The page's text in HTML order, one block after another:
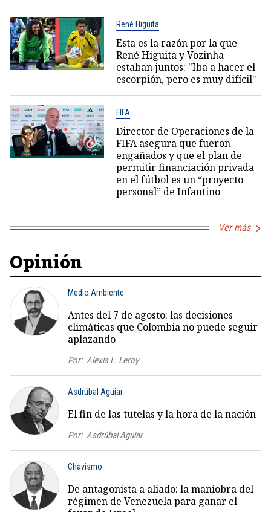
René Higuita
Esta es la razón por la que
René Higuita y Vozinha
estaban juntos: "Iba a hacer el
escorpión, pero es muy difícil"
FIFA
Director de Operaciones de la
FIFA asegura que fueron
engañados y que el plan de
permitir financiación privada
en el fútbol es un “proyecto
personal” de Infantino
Ver más
Opinión
Medio Ambiente
Antes del 7 de agosto: las decisiones
climáticas que Colombia no puede seguir
aplazando
Por: Alexis L. Leroy
Asdrúbal Aguiar
El fin de las tutelas y la hora de la nación
Por: Asdrúbal Aguiar
Chavismo
De antagonista a aliado: la maniobra del
régimen de Venezuela para ganar el